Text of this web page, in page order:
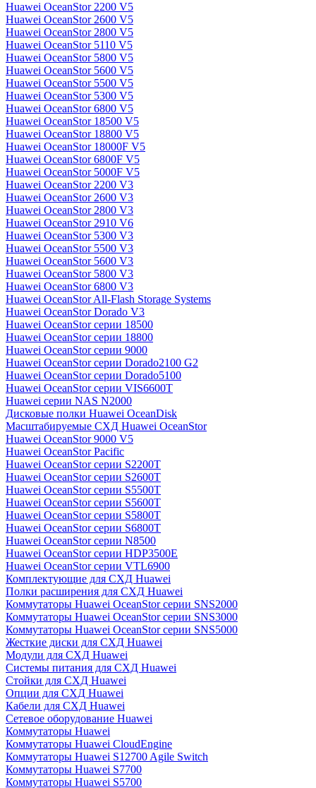
Huawei OceanStor 2200 V5
Huawei OceanStor 2600 V5
Huawei OceanStor 2800 V5
Huawei OceanStor 5110 V5
Huawei OceanStor 5800 V5
Huawei OceanStor 5600 V5
Huawei OceanStor 5500 V5
Huawei OceanStor 5300 V5
Huawei OceanStor 6800 V5
Huawei OceanStor 18500 V5
Huawei OceanStor 18800 V5
Huawei OceanStor 18000F V5
Huawei OceanStor 6800F V5
Huawei OceanStor 5000F V5
Huawei OceanStor 2200 V3
Huawei OceanStor 2600 V3
Huawei OceanStor 2800 V3
Huawei OceanStor 2910 V6
Huawei OceanStor 5300 V3
Huawei OceanStor 5500 V3
Huawei OceanStor 5600 V3
Huawei OceanStor 5800 V3
Huawei OceanStor 6800 V3
Huawei OceanStor All-Flash Storage Systems
Huawei OceanStor Dorado V3
Huawei OceanStor серии 18500
Huawei OceanStor серии 18800
Huawei OceanStor серии 9000
Huawei OceanStor серии Dorado2100 G2
Huawei OceanStor серии Dorado5100
Huawei OceanStor серии VIS6600T
Huawei серии NAS N2000
Дисковые полки Huawei OceanDisk
Масштабируемые СХД Huawei OceanStor
Huawei OceanStor 9000 V5
Huawei OceanStor Pacific
Huawei OceanStor серии S2200T
Huawei OceanStor серии S2600T
Huawei OceanStor серии S5500T
Huawei OceanStor серии S5600T
Huawei OceanStor серии S5800T
Huawei OceanStor серии S6800T
Huawei OceanStor серии N8500
Huawei OceanStor серии HDP3500E
Huawei OceanStor серии VTL6900
Комплектующие для СХД Huawei
Полки расширения для СХД Huawei
Коммутаторы Huawei OceanStor серии SNS2000
Коммутаторы Huawei OceanStor серии SNS3000
Коммутаторы Huawei OceanStor серии SNS5000
Жесткие диски для СХД Huawei
Модули для СХД Huawei
Системы питания для СХД Huawei
Стойки для СХД Huawei
Опции для СХД Huawei
Кабели для СХД Huawei
Сетевое оборудование Huawei
Коммутаторы Huawei
Коммутаторы Huawei CloudEngine
Коммутаторы Huawei S12700 Agile Switch
Коммутаторы Huawei S7700
Коммутаторы Huawei S5700